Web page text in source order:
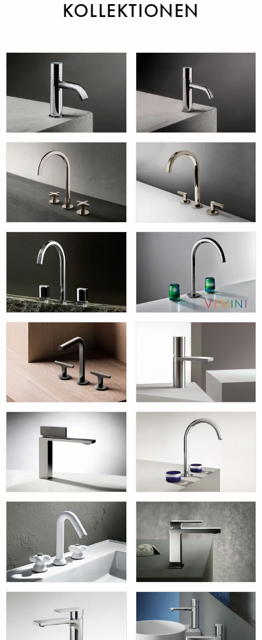
KOLLEKTIONEN
NOSTROMO
NOSTROMO
SMALL
ICONA CLASSIC ICONA DECO
VENINI
SAILING MILANO
O-XY NICE